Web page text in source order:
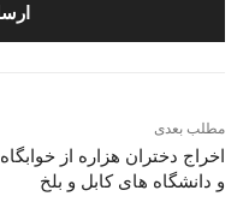
مطلب بعدی
اخراج دختران هزاره از خوابگاه
و دانشگاه های کابل و بلخ